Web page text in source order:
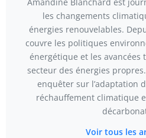
les changements
énergies renouvelables.
couvre les politiques
énergétique et les avancées
secteur des énergies
enquêter sur l’adaptation
réchauffement climatique
Voir tous les